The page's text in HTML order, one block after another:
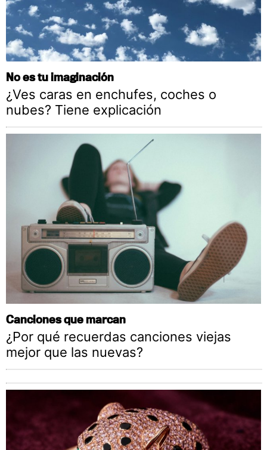
No es tu imaginación
¿Ves caras en enchufes, coches o
nubes? Tiene explicación
Canciones que marcan
¿Por qué recuerdas canciones viejas
mejor que las nuevas?